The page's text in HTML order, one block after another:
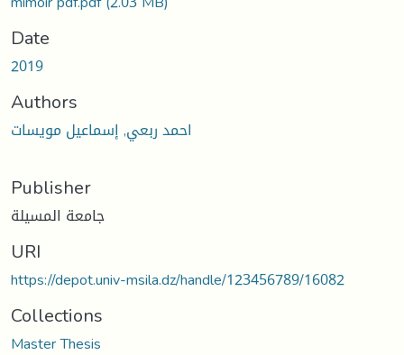
Date
2019
Authors
احمد ربعي, إسماعيل مويسات
Publisher
جامعة المسيلة
URI
https://depot.univ-msila.dz/handle/123456789/16082
Collections
Master Thesis